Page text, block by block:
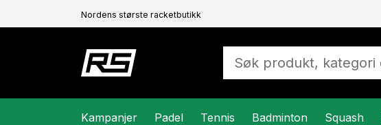
Nordens største racketbutikk
Kampanjer Padel Tennis Badminton Squash